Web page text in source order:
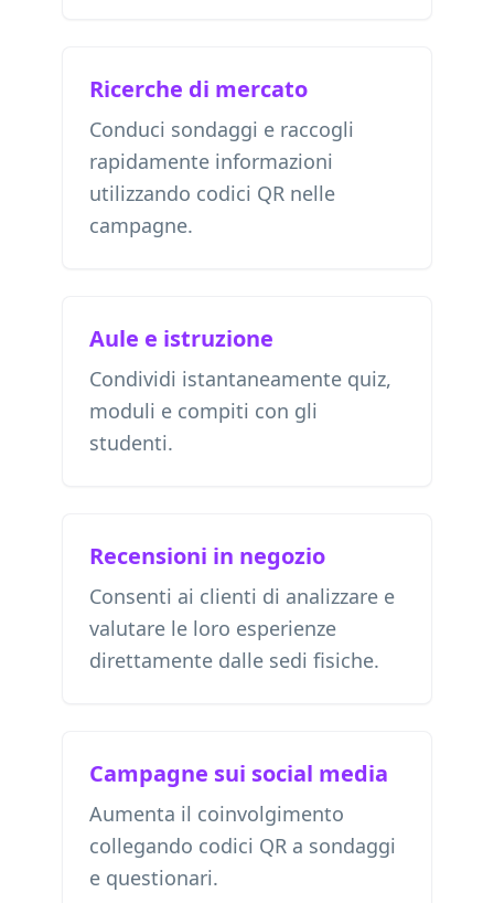
Ricerche di mercato
Conduci sondaggi e raccogli
rapidamente informazioni
utilizzando codici QR nelle
campagne.
Aule e istruzione
Condividi istantaneamente quiz,
moduli e compiti con gli
studenti.
Recensioni in negozio
Consenti ai clienti di analizzare e
valutare le loro esperienze
direttamente dalle sedi fisiche.
Campagne sui social media
Aumenta il coinvolgimento
collegando codici QR a sondaggi
e questionari.